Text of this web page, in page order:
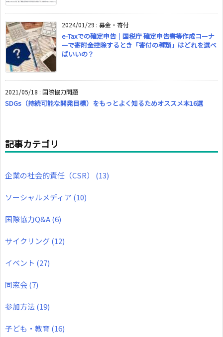
2024/01/29 : 募金・寄付
e-Taxでの確定申告｜国税庁 確定申告書等作成コーナ
ーで寄附金控除するとき「寄付の種類」はどれを選べ
ばいいの？
2021/05/18 : 国際協力問題
SDGs（持続可能な開発目標）をもっとよく知るためオススメ本16選
記事カテゴリ
企業の社会的責任（CSR） (13)
ソーシャルメディア (10)
国際協力Q&A(6)
サイクリング(12)
イベント (27)
同窓会(7)
参加方法(19)
子ども・教育 (16)